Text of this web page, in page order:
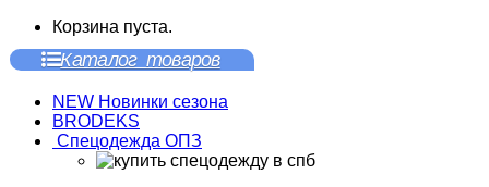
Корзина пуста.
Каталог товаров
NEW Новинки сезона
BRODEKS
Спецодежда ОПЗ